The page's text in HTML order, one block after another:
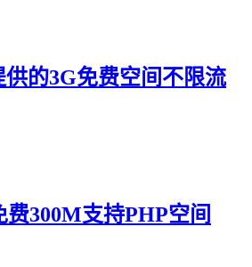
供的3G免费空间不限流
费300M支持PHP空间